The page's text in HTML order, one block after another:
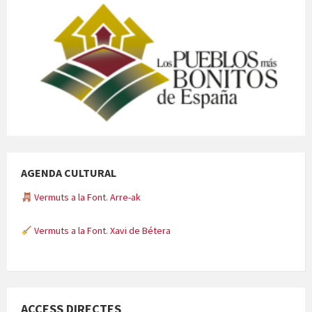
AGENDA CULTURAL
Vermuts a la Font. Arre-ak
Vermuts a la Font. Xavi de Bétera